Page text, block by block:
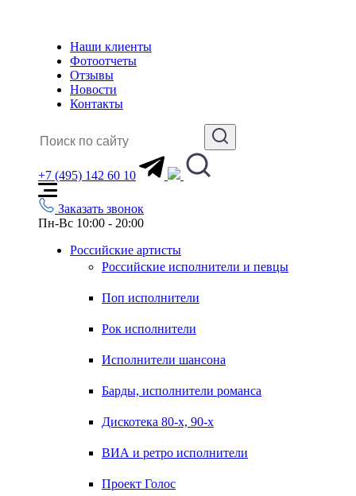
Наши клиенты
Фотоотчеты
Отзывы
Новости
Контакты
+7 (495) 142 60 10
Заказать звонок
Пн-Вс 10:00 - 20:00
Российские артисты
Российские исполнители и певцы
Поп исполнители
Рок исполнители
Исполнители шансона
Барды, исполнители романса
Дискотека 80-х, 90-х
ВИА и ретро исполнители
Проект Голос